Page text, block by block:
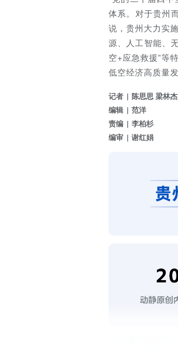
体系。对于贵州
说，贵州大力实
源、人工智能、
空+应急救援”等
低空经济高质量发
记者
陈思思 梁林杰
编辑
范洋
责编
李柏杉
编审
谢红娟